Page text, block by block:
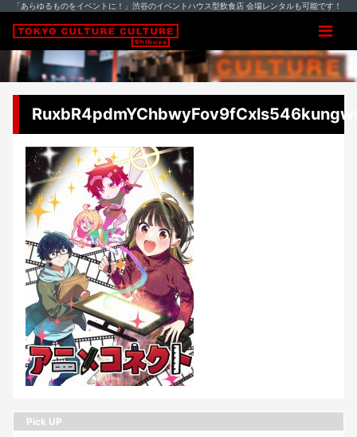
「あらゆるものをイベントに！」渋谷のイベントハウス型飲食店 会場レンタルも可能です！
Pick UP